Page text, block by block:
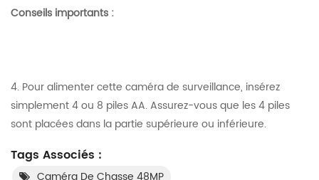
Conseils importants :
4. Pour alimenter cette caméra de surveillance, insérez
simplement 4 ou 8 piles AA. Assurez-vous que les 4 piles
sont placées dans la partie supérieure ou inférieure.
Tags Associés :
Caméra De Chasse 48MP